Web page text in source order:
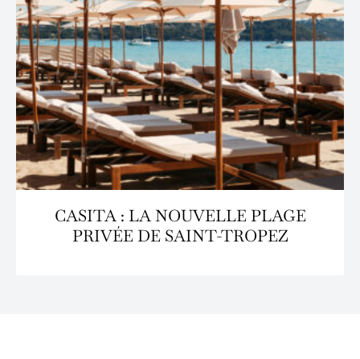
CASITA : LA NOUVELLE PLAGE
PRIVÉE DE SAINT-TROPEZ